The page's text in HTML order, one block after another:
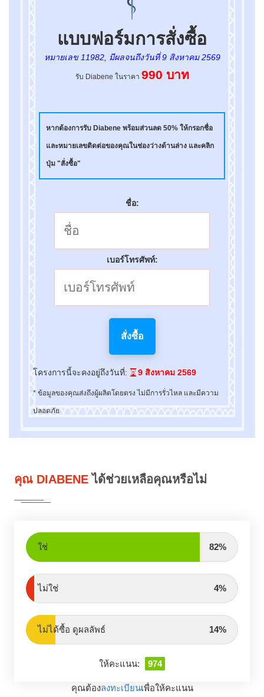
แบบฟอร์มการสั่งซื้อ
หมายเลข 11982, มีผลจนถึงวันที่9 สิงหาคม 2569
รับ Diabene ในราคา 990 บาท
หากต้องการรับ Diabene พร้อมส่วนลด 50% ให้กรอกชื่อ
และหมายเลขติดต่อของคุณในช่องว่างด้านล่าง และคลิก
ปุ่ม "สั่งซื้อ"
ชื่อ:
เบอร์โทรศัพท์:
สั่งซื้อ
โครงการนี้จะคงอยู่ถึงวันที่: 9 สิงหาคม 2569
* ข้อมูลของคุณส่งถึงผู้ผลิตโดยตรง ไม่มีการรั่วไหล และมีความ
ปลอดภัย
คุณ DIABENE ได้ช่วยเหลือคุณหรือไม่
ใช่ 82%
ไม่ใช่ 4%
ไม่ได้ซื้อ ดูผลลัพธ์ 14%
ให้คะแนน: 974
คุณต้องลงทะเบียนเพื่อให้คะแนน